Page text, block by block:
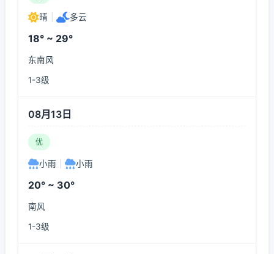
晴 多云
18° ~ 29°
东南风
1-3级
08月13日
优
小雨 小雨
20° ~ 30°
南风
1-3级